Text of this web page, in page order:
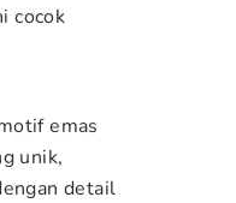
cocok
emas
unik,
detail